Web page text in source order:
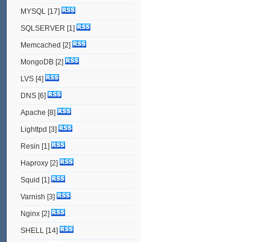
MYSQL [17]
SQLSERVER [1]
Memcached [2]
MongoDB[2]
LVS[4]
DNS[6]
Apache [8]
Lighttpd [3]
Resin [1]
Haproxy[2]
Squid [1]
Varnish [3]
Nginx[2]
SHELL [14]